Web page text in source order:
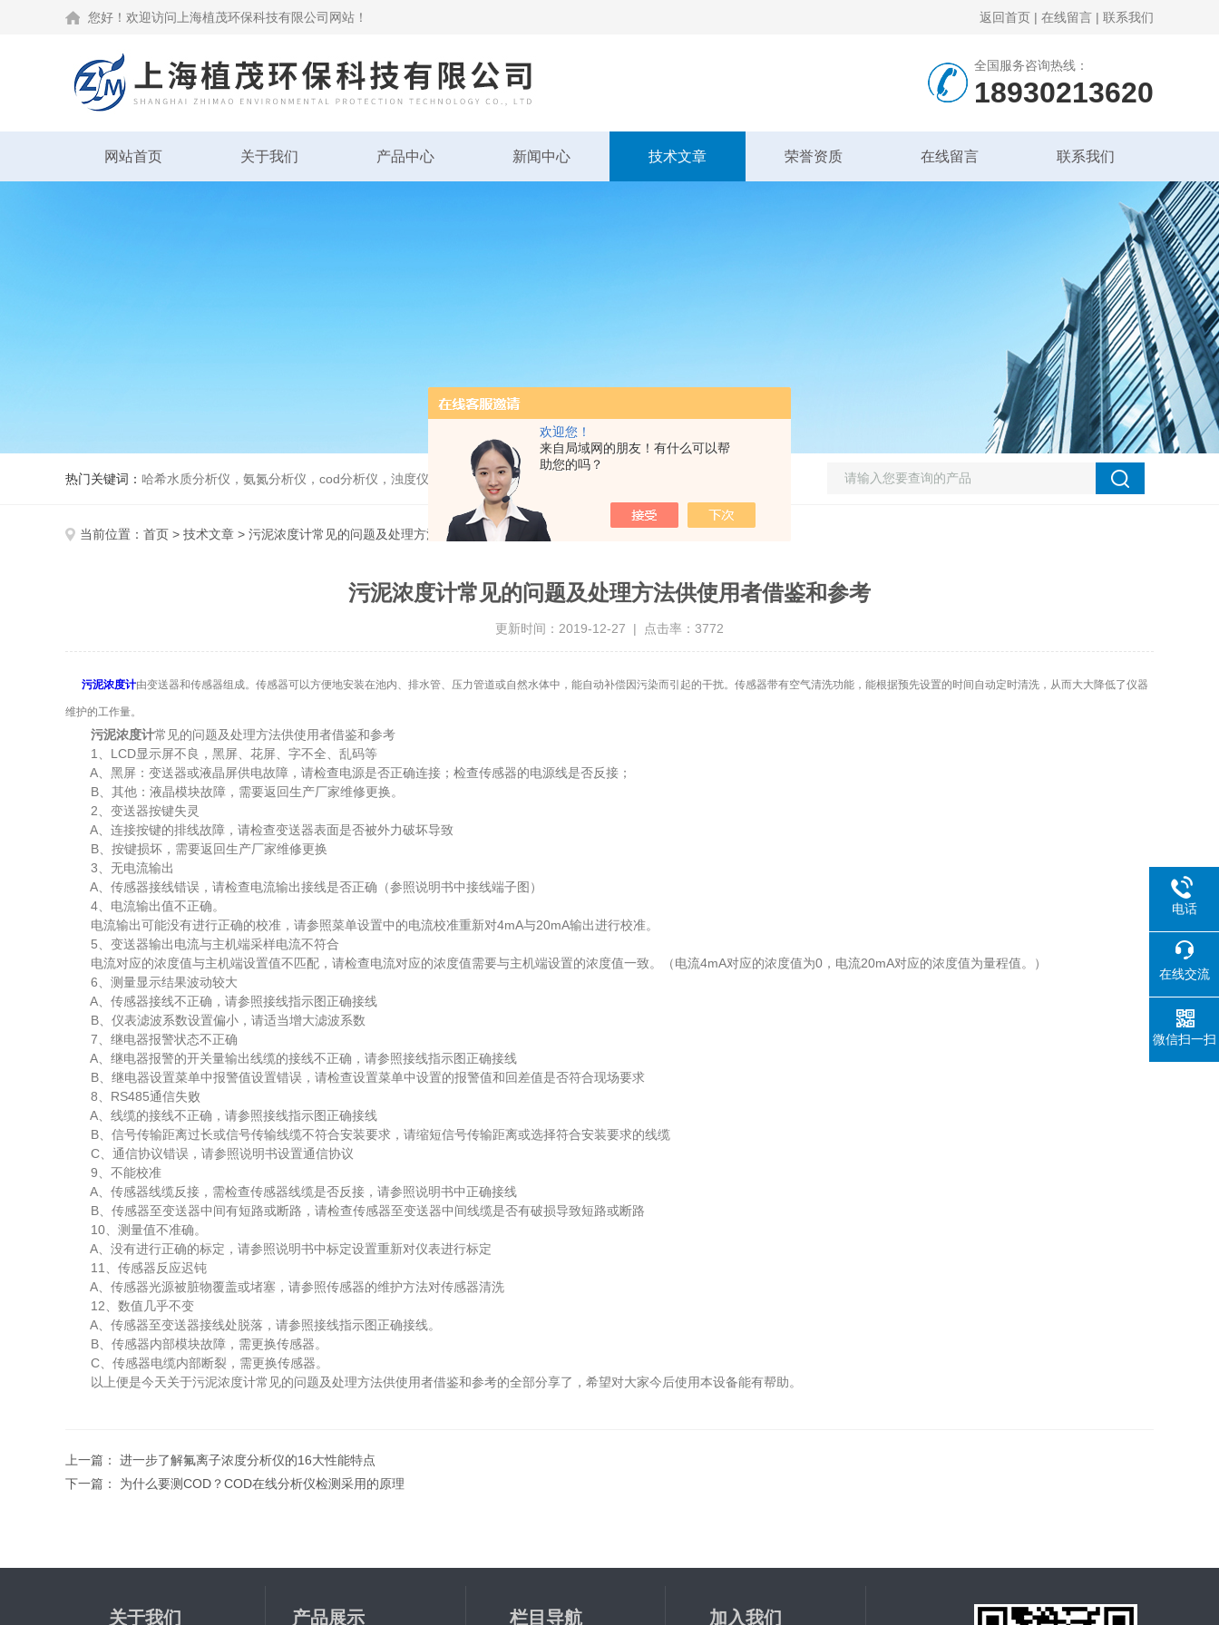
欢迎您！
来自局域网的朋友！有什么可以帮
助您的吗？
您好！欢迎访问上海植茂环保科技有限公司网站！ 返回首页 | 在线留言 | 联系我们
全国服务咨询热线：
18930213620
网站首页 关于我们 产品中心 新闻中心 技术文章 荣誉资质 在线留言 联系我们
热门关键词： 哈希水质分析仪，氨氮分析仪，cod分析仪，浊度仪，bod分析仪，溶解氧分析仪
当前位置： 首页 > 技术文章 > 污泥浓度计常见的问题及处理方法供使用者借鉴和参考
污泥浓度计常见的问题及处理方法供使用者借鉴和参考
更新时间：2019-12-27 | 点击率：3772
污泥浓度计由变送器和传感器组成。传感器可以方便地安装在池内、排水管、压力管道或自然水体中，能自动补偿因污染而引起的干扰。传感器带有空气清洗功能，能根据预先设置的时间自动定时清洗，从而大大降低了仪器
维护的工作量。
污泥浓度计常见的问题及处理方法供使用者借鉴和参考
1、LCD显示屏不良，黑屏、花屏、字不全、乱码等
A、黑屏：变送器或液晶屏供电故障，请检查电源是否正确连接；检查传感器的电源线是否反接；
B、其他：液晶模块故障，需要返回生产厂家维修更换。
2、变送器按键失灵
A、连接按键的排线故障，请检查变送器表面是否被外力破坏导致
B、按键损坏，需要返回生产厂家维修更换
3、无电流输出
A、传感器接线错误，请检查电流输出接线是否正确（参照说明书中接线端子图）
4、电流输出值不正确。
电流输出可能没有进行正确的校准，请参照菜单设置中的电流校准重新对4mA与20mA输出进行校准。
5、变送器输出电流与主机端采样电流不符合
电流对应的浓度值与主机端设置值不匹配，请检查电流对应的浓度值需要与主机端设置的浓度值一致。（电流4mA对应的浓度值为0，电流20mA对应的浓度值为量程值。）
6、测量显示结果波动较大
A、传感器接线不正确，请参照接线指示图正确接线
B、仪表滤波系数设置偏小，请适当增大滤波系数
7、继电器报警状态不正确
A、继电器报警的开关量输出线缆的接线不正确，请参照接线指示图正确接线
B、继电器设置菜单中报警值设置错误，请检查设置菜单中设置的报警值和回差值是否符合现场要求
8、RS485通信失败
A、线缆的接线不正确，请参照接线指示图正确接线
B、信号传输距离过长或信号传输线缆不符合安装要求，请缩短信号传输距离或选择符合安装要求的线缆
C、通信协议错误，请参照说明书设置通信协议
9、不能校准
A、传感器线缆反接，需检查传感器线缆是否反接，请参照说明书中正确接线
B、传感器至变送器中间有短路或断路，请检查传感器至变送器中间线缆是否有破损导致短路或断路
10、测量值不准确。
A、没有进行正确的标定，请参照说明书中标定设置重新对仪表进行标定
11、传感器反应迟钝
A、传感器光源被脏物覆盖或堵塞，请参照传感器的维护方法对传感器清洗
12、数值几乎不变
A、传感器至变送器接线处脱落，请参照接线指示图正确接线。
B、传感器内部模块故障，需更换传感器。
C、传感器电缆内部断裂，需更换传感器。
以上便是今天关于污泥浓度计常见的问题及处理方法供使用者借鉴和参考的全部分享了，希望对大家今后使用本设备能有帮助。
上一篇： 进一步了解氟离子浓度分析仪的16大性能特点
下一篇： 为什么要测COD？COD在线分析仪检测采用的原理
关于我们 产品展示 栏目导航 加入我们
电话
在线交流
微信扫一扫